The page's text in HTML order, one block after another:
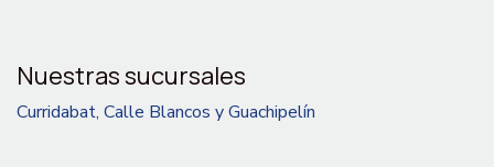
Nuestras sucursales
Curridabat, Calle Blancos y Guachipelín